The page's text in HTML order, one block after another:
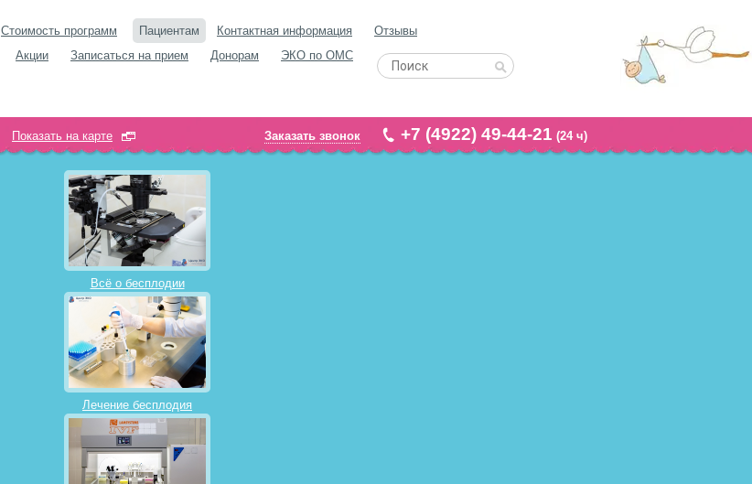
Стоимость программ Пациентам Контактная информация
Отзывы
Акции Записаться на прием Донорам ЭКО по ОМС
Показать на карте Заказать звонок +7 (4922) 49-44-21 (24 ч)
Всё о бесплодии
Лечение бесплодия